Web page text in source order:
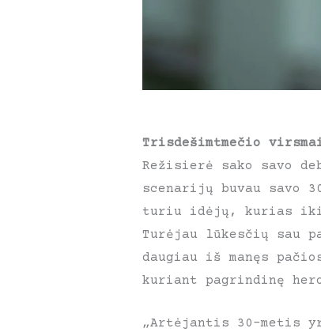
Trisdešimtmečio
Režisierė sako savo
scenarijų buvau savo
turiu idėjų, kurias iki
Turėjau lūkesčių sau
daugiau iš manęs
kuriant pagrindinę
„Artėjantis 30-metis